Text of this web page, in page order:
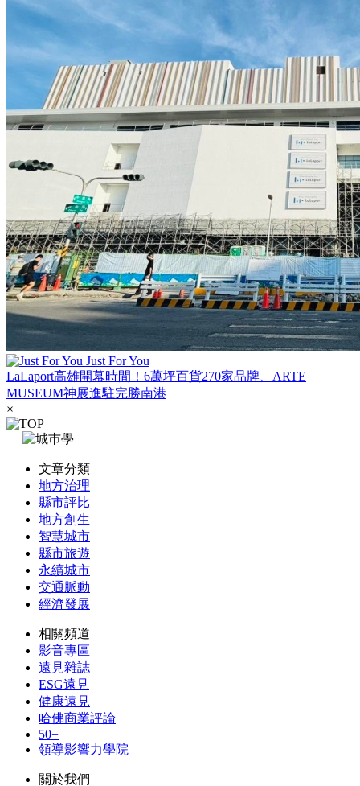
Just For You
LaLaport高雄開幕時間！6萬坪百貨270家品牌、ARTE
MUSEUM神展進駐完勝南港
×
文章分類
地方治理
縣市評比
地方創生
智慧城市
縣市旅遊
永續城市
交通脈動
經濟發展
相關頻道
影音專區
遠見雜誌
ESG遠見
健康遠見
哈佛商業評論
50+
領導影響力學院
關於我們